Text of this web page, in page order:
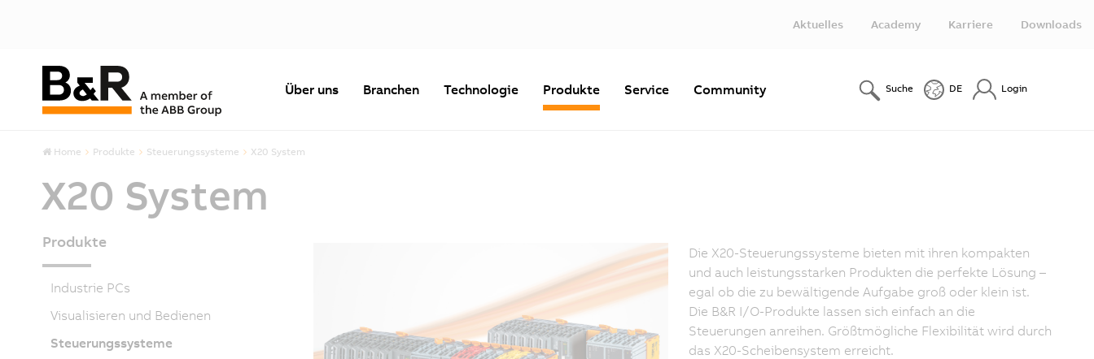
Aktuelles Academy Karriere Downloads
Über uns Branchen Technologie Produkte Service Community Suche DE Login
Home Produkte Steuerungssysteme X20 System
X20 System
Die X20-Steuerungssysteme bieten mit ihren kompakten
und auch leistungsstarken Produkten die perfekte Lösung –
egal ob die zu bewältigende Aufgabe groß oder klein ist.
Die B&R I/O-Produkte lassen sich einfach an die
Steuerungen anreihen. Größtmögliche Flexibilität wird durch
das X20-Scheibensystem erreicht.
Produkte
Industrie PCs
Visualisieren und Bedienen
Steuerungssysteme